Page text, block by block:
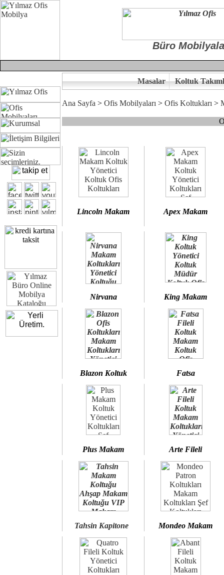
Büro
Ofisinizin dekorasyonunda ergonomi ve kaliteye önem
Çünkü sitemizde bulunan seçkin bürosit, goldsit ve modern
Size yakışan ofis koltuk tasarımına gelin birlikte karar verelim.
Kalite ve ergonomiyi arıyanların tercihi...Yılmaz Büro Mobilya
Masalar Koltuk
Ana Sayfa > Ofis Mobilyaları > Ofis Koltukları >
Lincoln Makam Apex Makam
Nirvana King Makam
Blazon Koltuk Fatsa
Plus Makam Arte Fileli
Tahsin Kapitone Mondeo Makam